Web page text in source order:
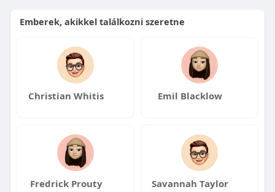
Emberek, akikkel találkozni szeretne
Christian Whitis Emil Blacklow
Fredrick Prouty Savannah Taylor